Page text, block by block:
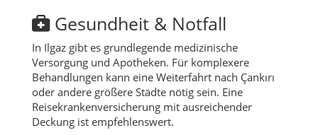
Gesundheit & Notfall
In Ilgaz gibt es grundlegende medizinische
Versorgung und Apotheken. Für komplexere
Behandlungen kann eine Weiterfahrt nach Çankırı
oder andere größere Städte nötig sein. Eine
Reisekrankenversicherung mit ausreichender
Deckung ist empfehlenswert.